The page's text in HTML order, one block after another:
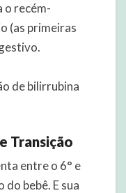
o recém-
(as primeiras
de bilirrubina
Transição
entre o 6° e
do bebê. E sua